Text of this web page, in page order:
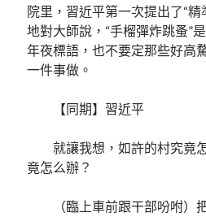
院里，習近平第一次提出了“
地對大師說，“手榴彈炸跳蚤”
年夜標語，也不要定那些好高
一件事做。
【同期】習近平
就讓我想，如許的村究竟
竟怎么辦？
（臨上車前跟干部吩咐）